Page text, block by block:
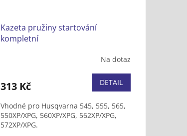
Kazeta pružiny startování
kompletní
Na dotaz
313 Kč DETAIL
Vhodné pro Husqvarna 545, 555, 565,
550XP/XPG, 560XP/XPG, 562XP/XPG,
572XP/XPG.